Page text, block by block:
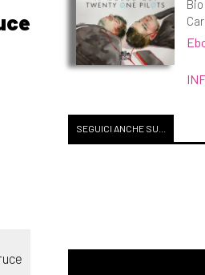
SEGUICI ANCHE SU...